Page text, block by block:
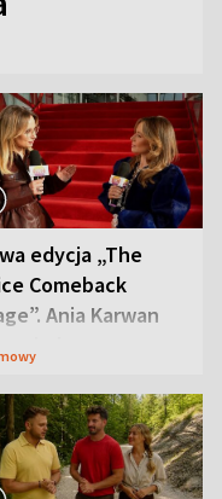
edycja „The
Comeback
Ania Karwan